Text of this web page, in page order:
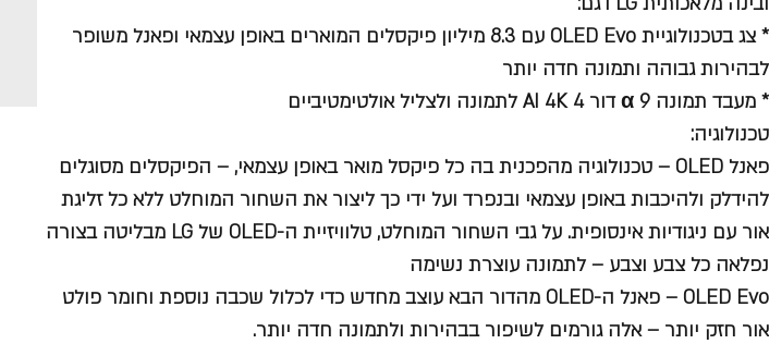
* צג בטכנולוגיית OLED Evo עם 8.3 מיליון פיקסלים המוארים באופן עצמאי ופאנל משופר
לבהירות גבוהה ותמונה חדה יותר
* מעבד תמונה 9 α דור 4 AI 4K לתמונה ולצליל אולטימטיביים
טכנולוגיה:
פאנל OLED – טכנולוגיה מהפכנית בה כל פיקסל מואר באופן עצמאי, – הפיקסלים מסוגלים
להידלק ולהיכבות באופן עצמאי ובנפרד ועל ידי כך ליצור את השחור המוחלט ללא כל זליגת
אור עם ניגודיות אינסופית. על גבי השחור המוחלט, טלוויזיית ה-OLED של LG מבליטה בצורה
נפלאה כל צבע וצבע – לתמונה עוצרת נשימה
OLED Evo – פאנל ה-OLED מהדור הבא עוצב מחדש כדי לכלול שכבה נוספת וחומר פולט
אור חזק יותר – אלה גורמים לשיפור בבהירות ולתמונה חדה יותר.